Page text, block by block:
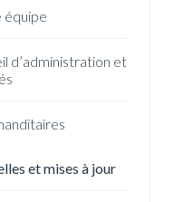
d’administration et
et mises à jour